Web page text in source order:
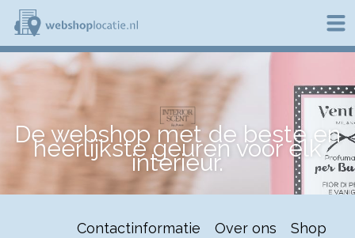
Overslaan
naar
de
inhoud
e
b
o
p
De webshop met de beste en
heerlijkste geuren voor elk
interieur.
Contactinformatie Over ons Shop